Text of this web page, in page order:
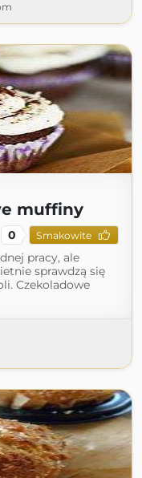
muffiny
0 Smakowite
pracy, ale
sprawdzą się
Czekoladowe